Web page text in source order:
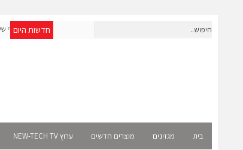
חדשות היום
אפולו פאוור תקים עבור אמזון פרויקט סולארי בצרפת בהיקף של כ-2
בית מגזינים מוצרים חדשים ערוץ NEW-TECH TV